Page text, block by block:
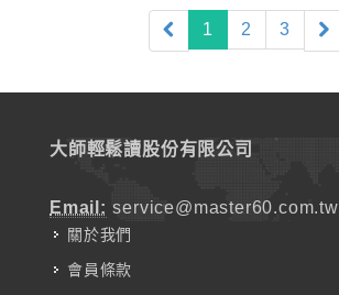
1 (current)
2 3
大師輕鬆讀股份有限公司
Email: service@master60.com.tw
關於我們
會員條款